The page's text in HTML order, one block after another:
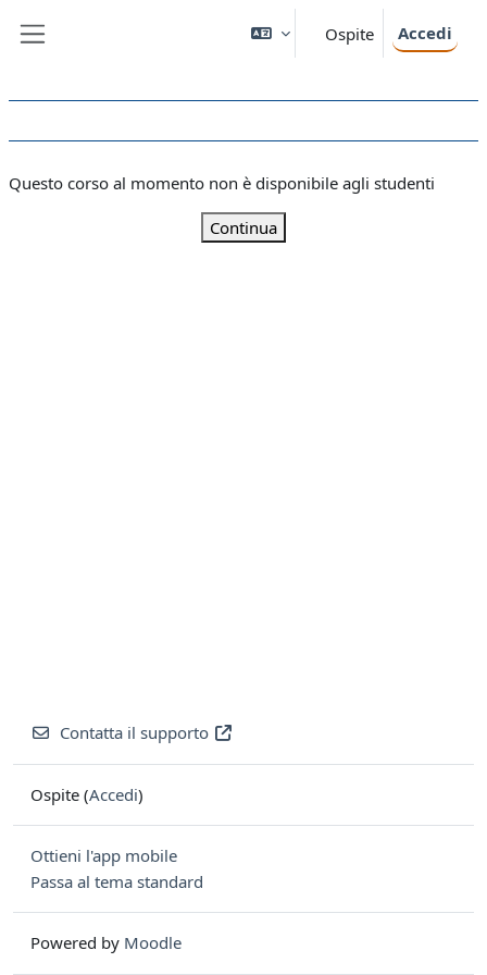
Ospite Accedi
Questo corso al momento non è disponibile agli studenti
Continua
Contatta il supporto
Ospite (Accedi)
Ottieni l'app mobile
Passa al tema standard
Powered by Moodle